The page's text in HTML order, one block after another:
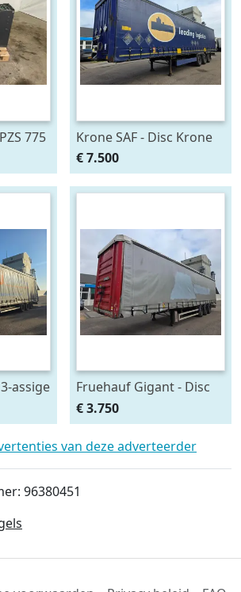
775
5
-
-
Krone SAF - Disc Krone
3-assige zeilen trailer -
SAF assen -
Schijfremmen -
€ 7.500
3-assige
- SAF
-
50 R19
Fruehauf Gigant - Disc
Fruehauf 3 assige
zeilentrailer - Gigant
assen - schijfremmen -
€ 3.750
van deze adverteerder
96380451